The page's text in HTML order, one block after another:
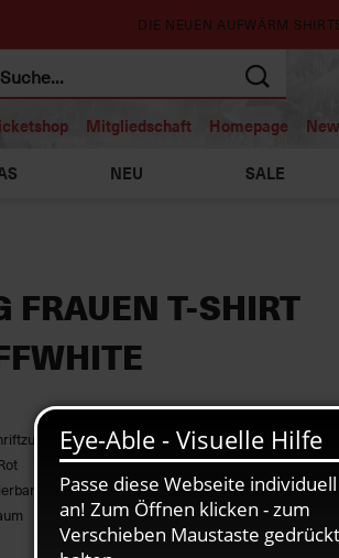
DIE NEUEN AUFWÄRM
Mitgliedschaft Homepage
NEU SALE
FRAUEN T-SHIRT
und Schwarzwaldmaidle